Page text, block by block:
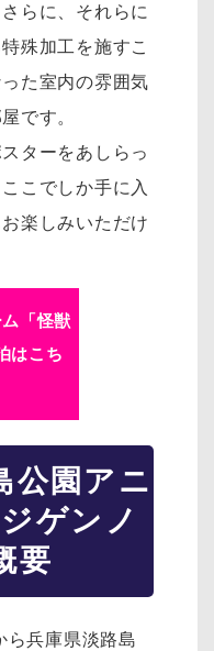
らに、それらに
殊加工を施すこ
た室内の雰囲気
です。
ターをあしらっ
こでしか手に入
楽しみいただけ
「怪獣
はこち
公園アニ
ゲンノ
要
ら兵庫県淡路島